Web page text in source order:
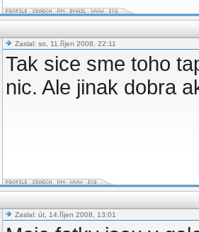
Zaslal: so, 11.říjen 2008, 22:11
Tak sice sme toho
nic. Ale jinak dobra
Zaslal: út, 14.říjen 2008, 13:01